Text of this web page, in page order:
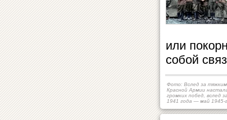
или
собой
Фото: Вслед за
Красной Армии
громких побед, вслед
1941 года — май 1945-